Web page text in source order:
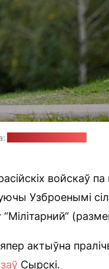
войскаў
Узброенымі
актыўна
Сырскі.